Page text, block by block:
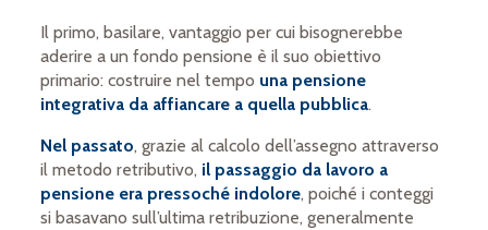
Il primo, basilare, vantaggio per cui bisognerebbe
aderire a un fondo pensione è il suo obiettivo
primario: costruire nel tempo una pensione
integrativa da affiancare a quella pubblica.
Nel passato, grazie al calcolo dell’assegno attraverso
il metodo retributivo, il passaggio da lavoro a
pensione era pressoché indolore, poiché i conteggi
si basavano sull’ultima retribuzione, generalmente